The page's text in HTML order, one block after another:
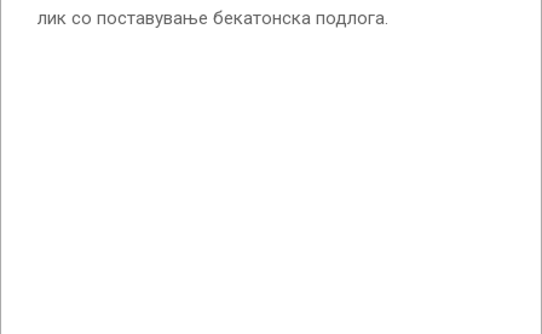
лик со поставување бекатонска подлога.